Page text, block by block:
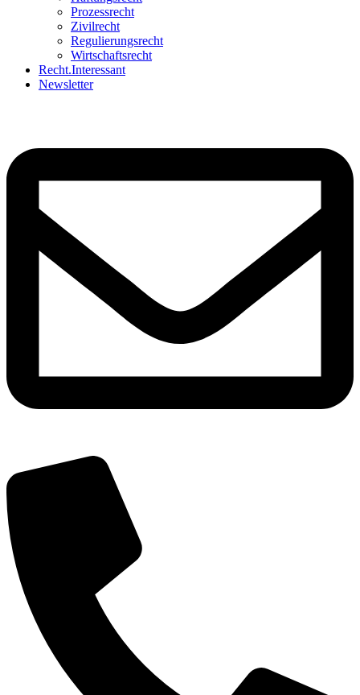
Prozessrecht
Zivilrecht
Regulierungsrecht
Wirtschaftsrecht
Recht.Interessant
Newsletter